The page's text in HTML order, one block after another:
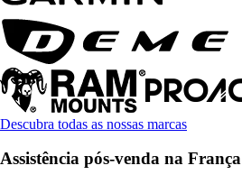
Descubra todas as nossas marcas
Assistência pós-venda na França